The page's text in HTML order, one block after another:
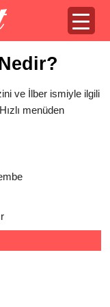
ve İlber ismiyle ilgili
menüden